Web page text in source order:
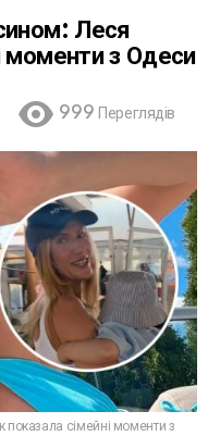
Леся
моменти з Одеси
999 Переглядів
показала сімейні моменти з